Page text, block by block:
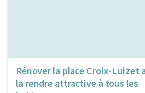
Rénover la place Croix-Luizet
la rendre attractive à tous les